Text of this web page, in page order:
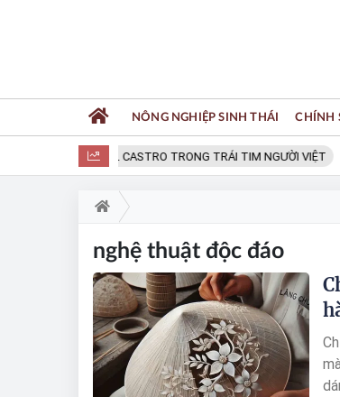
FIDEL CASTRO TRONG TRÁI TIM NGƯỜI VIỆT
NÔNG NGHIỆP SINH THÁI CHÍNH
nghệ thuật độc đáo